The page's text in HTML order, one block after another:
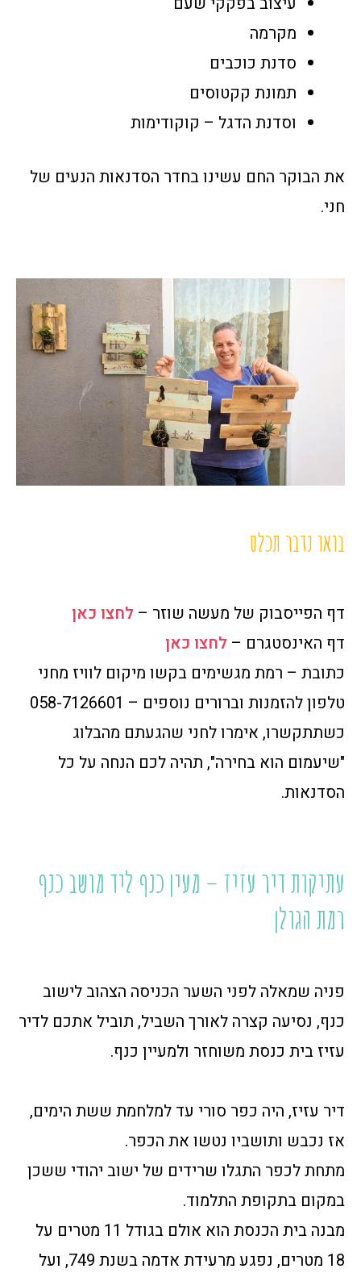
מקרמה
סדנת כוכבים
תמונת קקטוסים
וסדנת הדגל – קוקודימות
את הבוקר החם עשינו בחדר הסדנאות הנעים של
חני.
בואו נדבר תכלס
דף הפייסבוק של מעשה שוזר – לחצו כאן
דף האינסטגרם – לחצו כאן
כתובת – רמת מגשימים בקשו מיקום לוויז מחני
טלפון להזמנות וברורים נוספים – 058-7126601
כשתתקשרו, אימרו לחני שהגעתם מהבלוג
"שיעמום הוא בחירה", תהיה לכם הנחה על כל
הסדנאות.
עתיקות דיר עזיז – מעין כנף ליד מושב כנף
רמת הגולן
פניה שמאלה לפני השער הכניסה הצהוב לישוב
כנף, נסיעה קצרה לאורך השביל, תוביל אתכם לדיר
עזיז בית כנסת משוחזר ולמעיין כנף.
דיר עזיז, היה כפר סורי עד למלחמת ששת הימים,
אז נכבש ותושביו נטשו את הכפר.
מתחת לכפר התגלו שרידים של ישוב יהודי ששכן
במקום בתקופת התלמוד.
מבנה בית הכנסת הוא אולם בגודל 11 מטרים על
18 מטרים, נפגע מרעידת אדמה בשנת 749, ועל